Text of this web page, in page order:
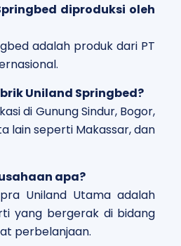
diproduksi oleh
adalah produk dari PT
Uniland Springbed?
di Gunung Sindur, Bogor,
lain seperti Makassar, dan
apa?
Uniland Utama adalah
yang bergerak di bidang
perbelanjaan.